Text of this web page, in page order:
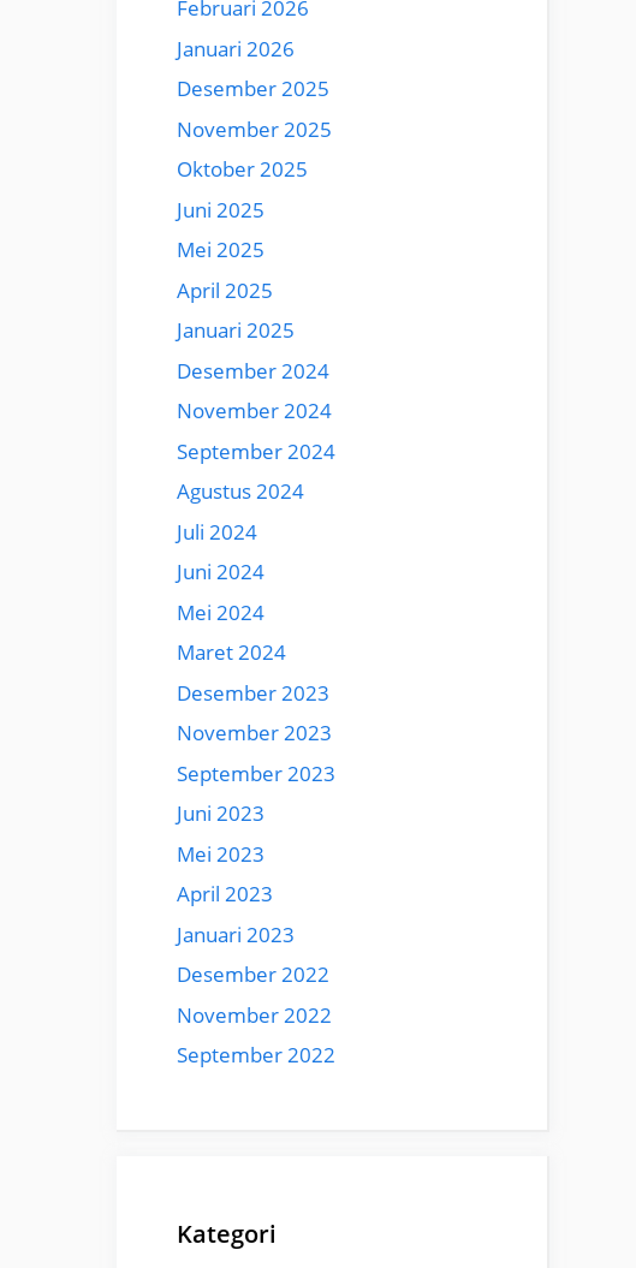
Februari 2026
Januari 2026
Desember 2025
November 2025
Oktober 2025
Juni 2025
Mei 2025
April 2025
Januari 2025
Desember 2024
November 2024
September 2024
Agustus 2024
Juli 2024
Juni 2024
Mei 2024
Maret 2024
Desember 2023
November 2023
September 2023
Juni 2023
Mei 2023
April 2023
Januari 2023
Desember 2022
November 2022
September 2022
Kategori